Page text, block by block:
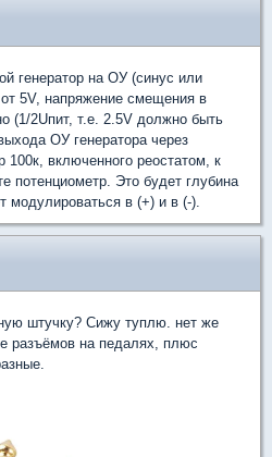
генератор на ОУ (синус или
от 5V, напряжение смещения в
(1/2Uпит, т.е. 2.5V должно быть
ОУ генератора через
100к, включенного реостатом, к
потенциометр. Это будет глубина
модуляции. Смещение будет модулироваться в (+) и в (-).
штучку? Сижу туплю. нет же
разъёмов на педалях, плюс